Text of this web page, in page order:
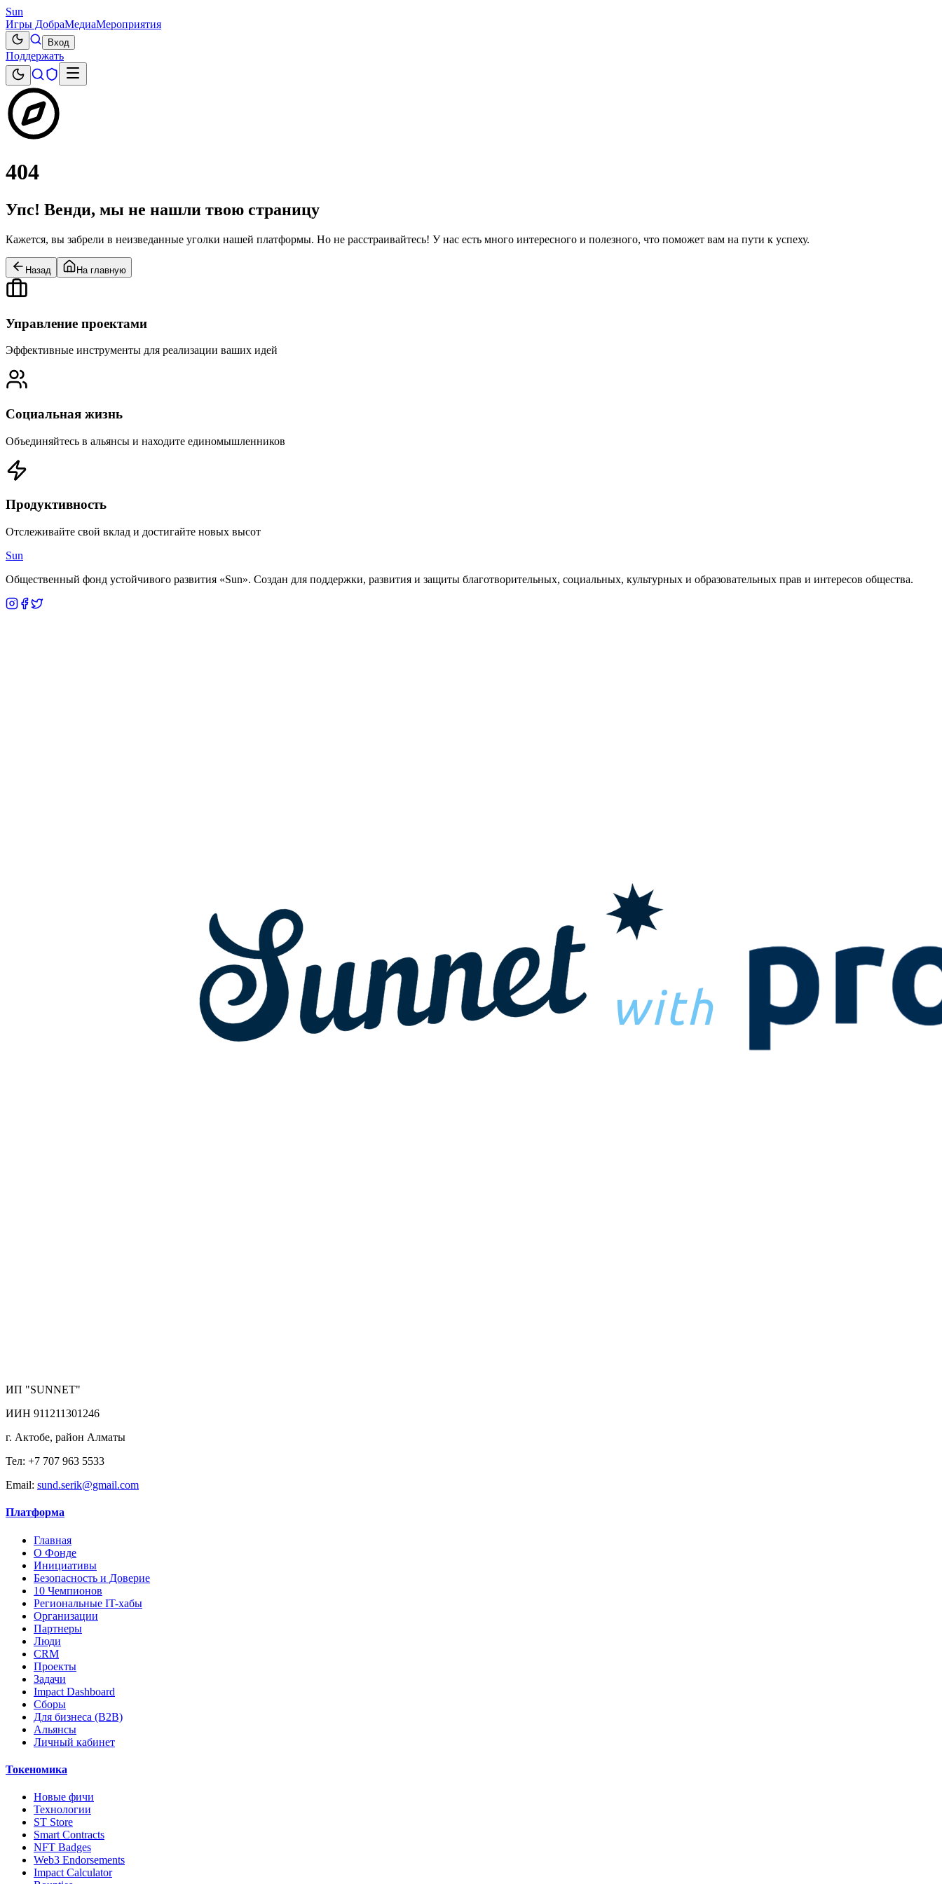
Sun
Игры ДобраМедиаМероприятия
Вход
Поддержать
404
Упс! Венди, мы не нашли твою страницу
Кажется, вы забрели в неизведанные уголки нашей платформы. Но не расстраивайтесь! У нас есть много интересного и полезного, что поможет вам на пути к успеху.
Назад На главную
Управление проектами
Эффективные инструменты для реализации ваших идей
Социальная жизнь
Объединяйтесь в альянсы и находите единомышленников
Продуктивность
Отслеживайте свой вклад и достигайте новых высот
Sun
Общественный фонд устойчивого развития «Sun». Создан для поддержки, развития и защиты благотворительных, социальных, культурных и образовательных прав и интересов общества.
ИП "SUNNET"
ИИН 911211301246
г. Актобе, район Алматы
Тел: +7 707 963 5533
Email: sund.serik@gmail.com
Платформа
Главная
О Фонде
Инициативы
Безопасность и Доверие
10 Чемпионов
Региональные IT-хабы
Организации
Партнеры
Люди
CRM
Проекты
Задачи
Impact Dashboard
Сборы
Для бизнеса (B2B)
Альянсы
Личный кабинет
Токеномика
Новые фичи
Технологии
ST Store
Smart Contracts
NFT Badges
Web3 Endorsements
Impact Calculator